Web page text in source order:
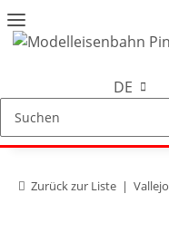
DE
Zurück zur Liste Vallejo